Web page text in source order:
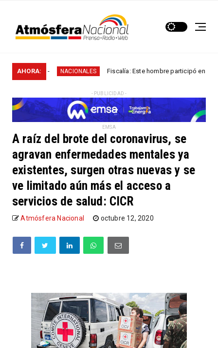
AHORA:
NACIONALES Fiscalía: Este hombre participó en más de 60
- PUBLICIDAD -
EMSA
A raíz del brote del coronavirus, se
agravan enfermedades mentales ya
existentes, surgen otras nuevas y se
ve limitado aún más el acceso a
servicios de salud: CICR
Atmósfera Nacional octubre 12, 2020